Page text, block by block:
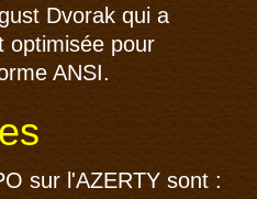
Dvorak qui a
optimisée pour
ANSI.
sur l'AZERTY sont :